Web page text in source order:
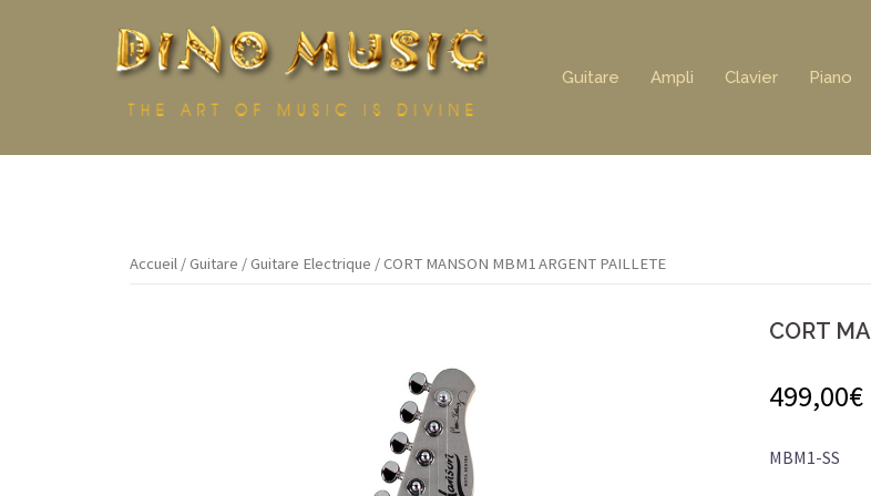
Guitare Ampli Clavier Piano
Accueil /Guitare /Guitare Electrique / CORT MANSON MBM1 ARGENT PAILLETE
CORT
499,00€
MBM1-SS